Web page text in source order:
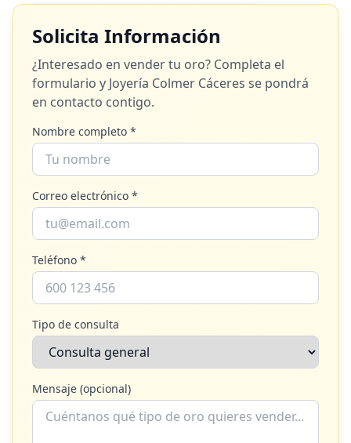
Solicita Información
¿Interesado en vender tu oro? Completa el
formulario y Joyería Colmer Cáceres se pondrá
en contacto contigo.
Nombre completo *
Correo electrónico *
Teléfono *
Tipo de consulta
Mensaje (opcional)